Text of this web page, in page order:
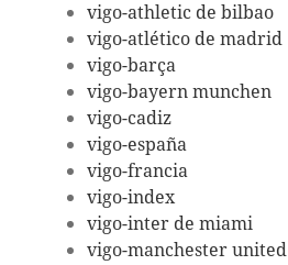
vigo-athletic de bilbao
vigo-atlético de madrid
vigo-barça
vigo-bayern munchen
vigo-cadiz
vigo-españa
vigo-francia
vigo-index
vigo-inter de miami
vigo-manchester united